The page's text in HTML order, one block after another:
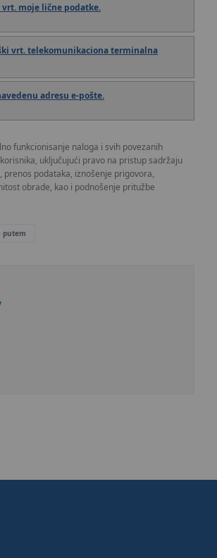
vrt. moje lične podatke.
vrt. telekomunikaciona terminalna
adresu e-pošte.
funkcionisanje naloga i svih povezanih
uključujući pravo na pristup sadržaju
podataka, iznošenje prigovora,
obrade, kao i podnošenje pritužbe
putem